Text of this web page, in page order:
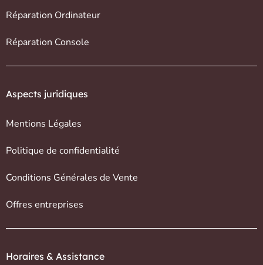
Réparation Ordinateur
Réparation Console
Aspects juridiques
Mentions Légales
Politique de confidentialité
Conditions Générales de Vente
Offres entreprises
Horaires & Assistance